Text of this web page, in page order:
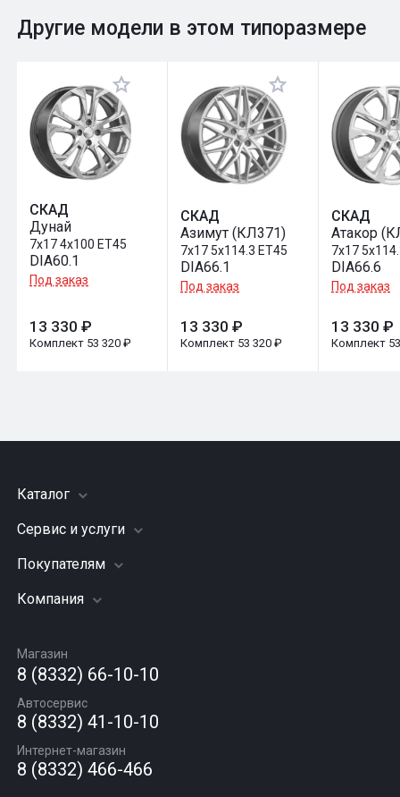
Оставить отзыв
Общий рейтинг 0
Другие модели в этом типоразмере
СКАД
Дунай
7x17 4x100 ET45
DIA60.1
Под заказ
13 330 ₽
Комплект 53 320 ₽
СКАД
Азимут (КЛ371)
7x17 5x114.3 ET45
DIA66.1
Под заказ
13 330 ₽
Комплект 53 320 ₽
СКАД
Атакор
7x17
DIA66.6
Под заказ
13 330 ₽
Комплект
Каталог
Шины
Грузовые шины
Диски
Автомасла
Сервис и услуги
Заправка кондиционера
Подвеска (ходовая часть)
Шиномонтаж
Покупателям
Акции
Гарантии и возврат
Компания
Вакансии
Новости
Статьи
Контакты
Магазин
8 (8332) 66-10-10
Автосервис
8 (8332) 41-10-10
Интернет-магазин
8 (8332) 466-466